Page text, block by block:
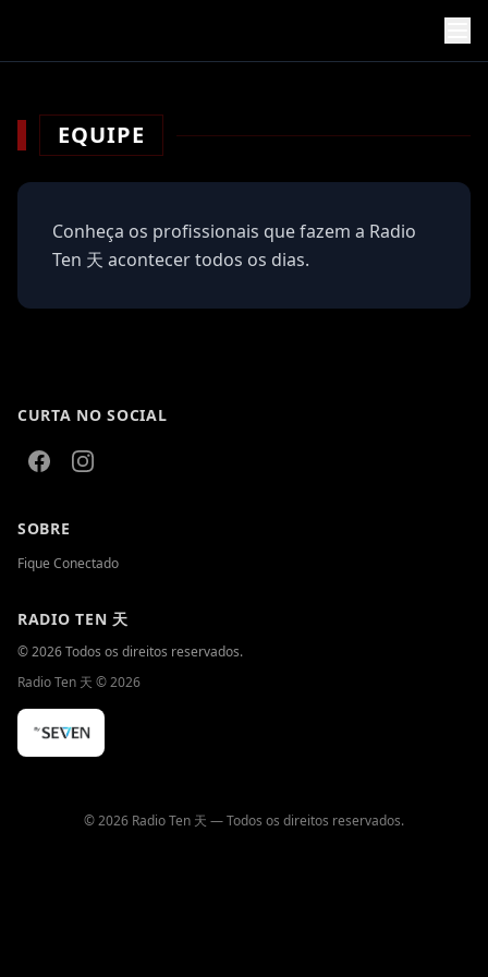
EQUIPE
Conheça os profissionais que fazem a Radio
Ten 天 acontecer todos os dias.
CURTA NO SOCIAL
SOBRE
Fique Conectado
RADIO TEN 天
© 2026 Todos os direitos reservados.
Radio Ten 天 ©2026
© 2026 Radio Ten 天 — Todos os direitos reservados.